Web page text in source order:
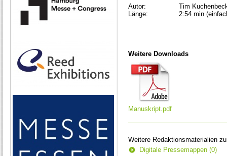
Autor:
Tim
Länge:
2:54 min
Weitere Downloads
Manuskript.pdf
Weitere Redaktionsmaterialien
Digitale Pressemappen (0)